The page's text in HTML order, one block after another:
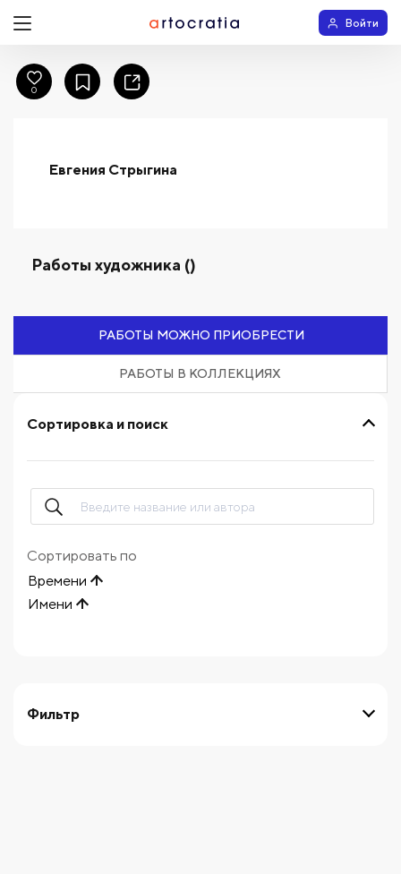
Войти
Евгения Стрыгина
Работы художника ()
РАБОТЫ МОЖНО ПРИОБРЕСТИ
РАБОТЫ В КОЛЛЕКЦИЯХ
Фильтр
Сортировка и поиск
Сортировать по
Времени
Имени
0